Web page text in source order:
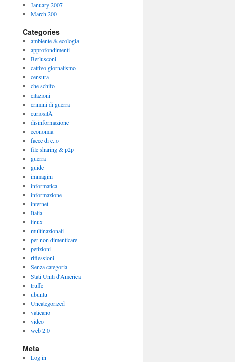
January 2007
March 200
Categories
ambiente & ecologia
approfondimenti
Berlusconi
cattivo giornalismo
censura
che schifo
citazioni
crimini di guerra
curiositÃ
disinformazione
economia
facce di c..o
file sharing & p2p
guerra
guide
immagini
informatica
informazione
internet
Italia
linux
multinazionali
per non dimenticare
petizioni
riflessioni
Senza categoria
Stati Uniti d'America
truffe
ubuntu
Uncategorized
vaticano
video
web 2.0
Meta
Log in